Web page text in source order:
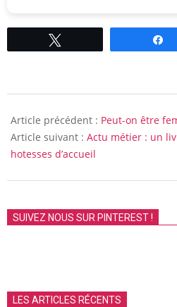
08-
08
Article précédent : Peut-on être
Article suivant : Actu métier : un
hotesses d’accueil
SUIVEZ NOUS SUR PINTEREST !
LES ARTICLES RÉCENTS